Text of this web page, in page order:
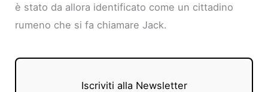
è stato da allora identificato come un cittadino
rumeno che si fa chiamare Jack.
Iscriviti alla Newsletter